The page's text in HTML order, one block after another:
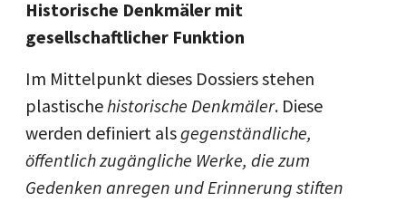
Historische Denkmäler mit
gesellschaftlicher Funktion
Im Mittelpunkt dieses Dossiers stehen
plastischehistorische Denkmäler. Diese
werden definiert alsgegenständliche,
öffentlich zugängliche Werke, die zum
Gedenken anregen und Erinnerung stiften